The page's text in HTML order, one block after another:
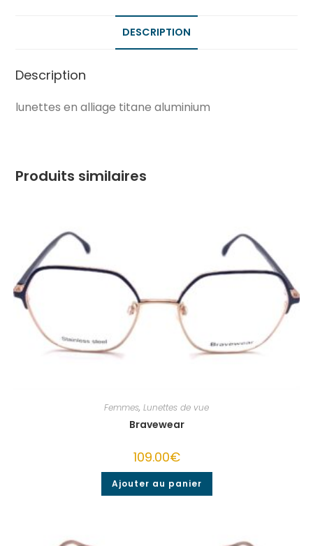
DESCRIPTION
Description
lunettes en alliage titane aluminium
Produits similaires
Femmes, Lunettes de vue
Bravewear
109.00€
Ajouter au panier